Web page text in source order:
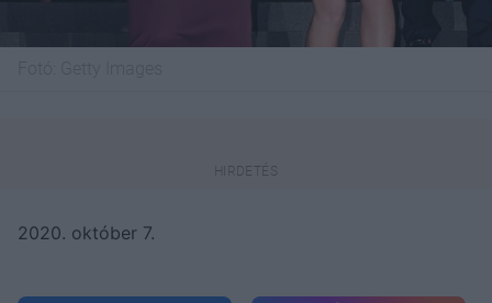
2020. október 7.